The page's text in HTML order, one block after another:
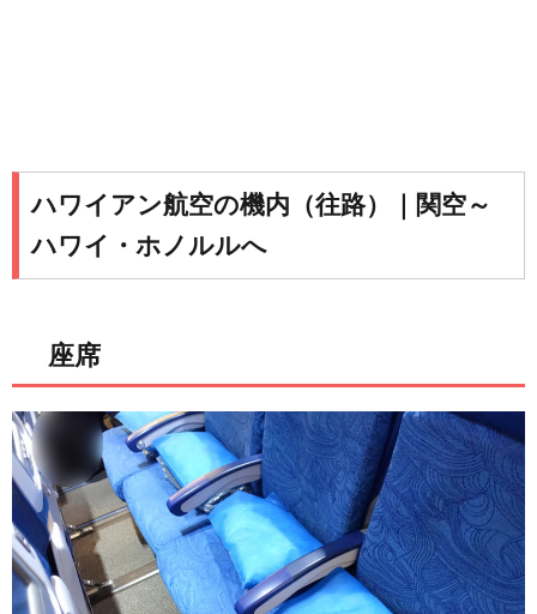
ハワイアン航空の機内（往路）｜関空～
ハワイ・ホノルルへ
座席